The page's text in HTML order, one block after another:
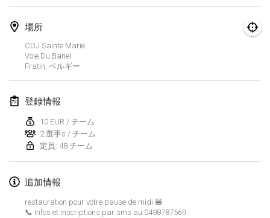
場所
CDJ Sainte Marie
Voie Du Banel
Fratin ベルギー
登録情報
10 EUR / チーム
2 選手s / チーム
定員: 48 チーム
追加情報
restauration pour votre pause de midi 🍔
📞 Infos et inscriptions par sms au 0498787569
Tournoi de Mölkky - Lesfous Dubâtonvaigeois
2025年1月25日
2025年2月
US Mölkky Winter
2025年2月7日|
Open des vendanges tardives
2025年2月8日|フランス
2025年2月15日| フランス